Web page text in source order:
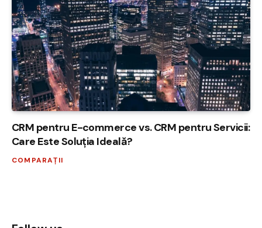
CRM pentru E-commerce vs. CRM pentru Servicii:
Care Este Soluția Ideală?
COMPARAȚII